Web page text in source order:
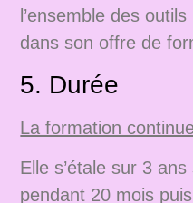
l’ensemble des
dans son offre de
5. Durée
La formation
Elle s’étale sur 3
pendant 20 mois